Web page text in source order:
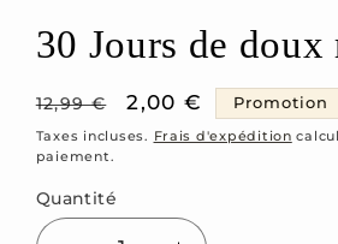
1
dans
fenêtre
modale
30 Jours de doux
Prix
habituel
12,99 €
Prix
promotionnel
2,00 € Promotion
Taxes incluses. Frais d'expédition
paiement.
Quantité